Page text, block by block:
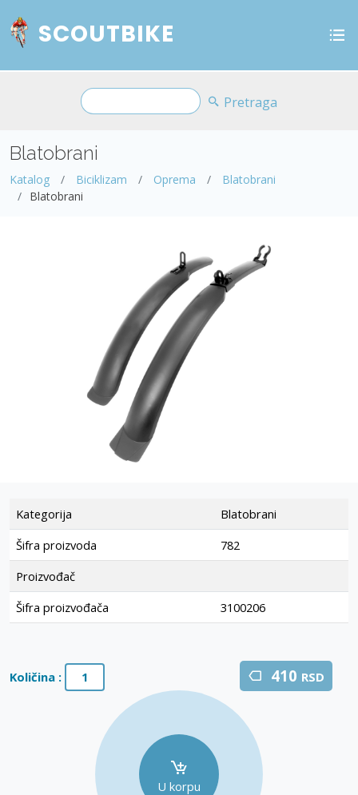
SCOUTBIKE
Pretraga
Blatobrani
Katalog Biciklizam Oprema
Blatobrani
Blatobrani
Kategorija
Blatobrani
Šifra proizvoda
782
Proizvođač
Šifra proizvođača
3100206
Količina : 410 RSD
U korpu